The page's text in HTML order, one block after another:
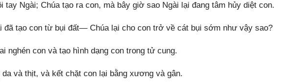
tay Ngài; Chúa tạo ra con, mà bây giờ sao Ngài lại đang tâm hủy diệt con.
đã tạo con từ bụi đất— Chúa lại cho con trở về cát bụi sớm như vậy sao?
nghén con và tạo hình dạng con trong tử cung.
da và thịt, và kết chặt con lại bằng xương và gân.